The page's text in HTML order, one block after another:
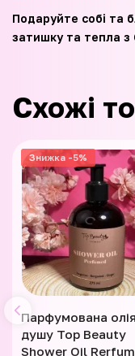
Подаруйте собі та
затишку та тепла з
Схожі
Знижка -5%
Парфумована
душу Top Beauty
Shower Oil